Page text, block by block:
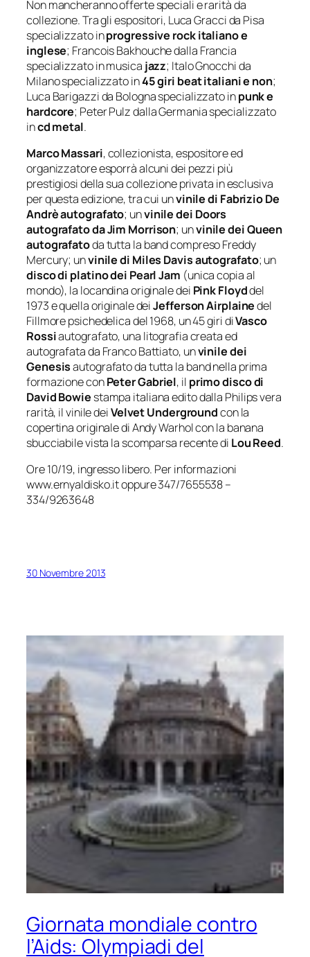
Non mancheranno offerte speciali e rarità da
collezione. Tra gli espositori, Luca Gracci da Pisa
specializzato inprogressive rock italiano e
inglese; Francois Bakhouche dalla Francia
specializzato in musica jazz; Italo Gnocchi da
Milano specializzato in45 giri beat italiani e non;
Luca Barigazzi da Bologna specializzato inpunk e
hardcore; Peter Pulz dalla Germania specializzato
incd metal.
Marco Massari, collezionista, espositore ed
organizzatore esporrà alcuni dei pezzi più
prestigiosi della sua collezione privata in esclusiva
per questa edizione, tra cui unvinile di Fabrizio De
Andrè autografato; unvinile dei Doors
autografato da Jim Morrison; unvinile dei Queen
autografatoda tutta la band compreso Freddy
Mercury; unvinile di Miles Davis autografato; un
disco di platino dei Pearl Jam (unica copia al
mondo), la locandina originale dei Pink Floyddel
1973 e quella originale deiJefferson Airplainedel
Fillmore psichedelica del 1968, un 45 giri diVasco
Rossiautografato, una litografia creata ed
autografata da Franco Battiato, unvinile dei
Genesisautografato da tutta la band nella prima
formazione conPeter Gabriel, il primo disco di
David Bowie stampa italiana edito dalla Philips vera
rarità, il vinile deiVelvet Undergroundcon la
copertina originale di Andy Warhol con la banana
sbucciabile vista la scomparsa recente di Lou Reed.
Ore 10/19, ingresso libero. Per informazioni
www.ernyaldisko.it oppure 347/7655538 –
334/9263648
30 Novembre 2013
Giornata mondiale contro
l’Aids: Olympiadi del